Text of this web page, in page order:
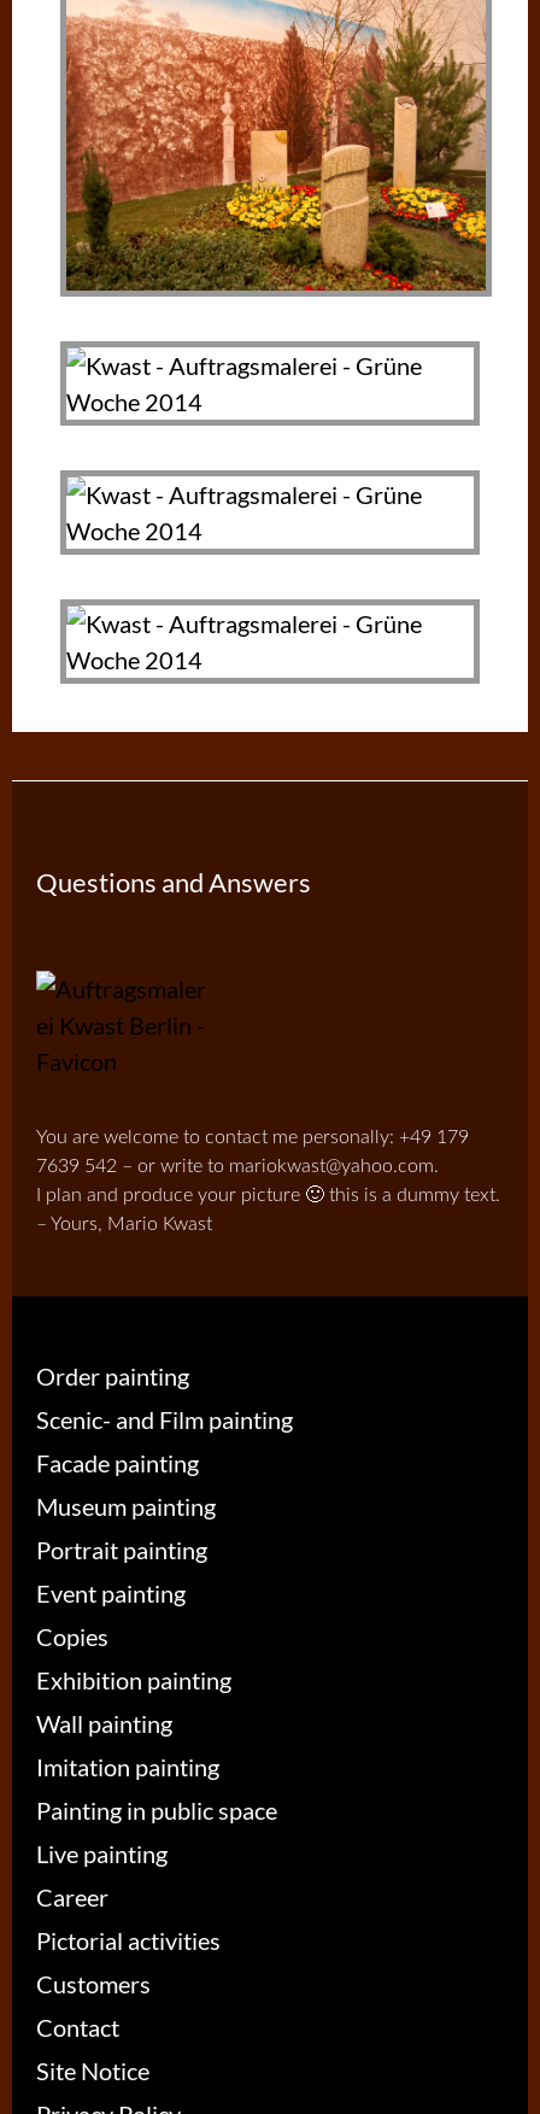
Questions and Answers
You are welcome to contact me personally: +49 179
7639 542 – or write to mariokwast@yahoo.com.
I plan and produce your picture 🙂 this is a dummy text.
– Yours, Mario Kwast
Order painting
Scenic- and Film painting
Facade painting
Museum painting
Portrait painting
Event painting
Copies
Exhibition painting
Wall painting
Imitation painting
Painting in public space
Live painting
Career
Pictorial activities
Customers
Contact
Site Notice